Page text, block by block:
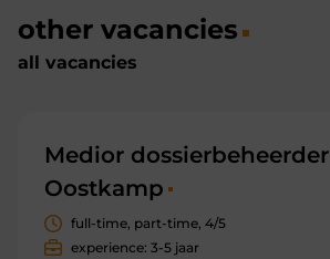
other vacancies
all vacancies
Medior dossierbeheerder
Oostkamp
full-time, part-time, 4/5
experience: 3-5 jaar